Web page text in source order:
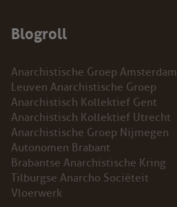
Blogroll
Anarchistische Groep Amsterdam
Leuven Anarchistische Groep
Anarchistisch Kollektief Gent
Anarchistisch Kollektief Utrecht
Anarchistische Groep Nijmegen
Autonomen Brabant
Brabantse Anarchistische Kring
Tilburgse Anarcho Sociëteit
Vloerwerk